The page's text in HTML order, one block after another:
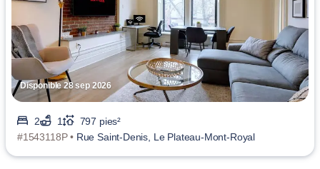
Disponible 28 sep 2026
2 1
797 pies²
#1543118P • Rue Saint-Denis, Le Plateau-Mont-Royal